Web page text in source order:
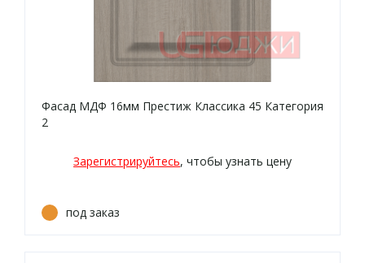
Фасад МДФ 16мм Престиж Классика 45 Категория
2
Зарегистрируйтесь, чтобы узнать цену
под заказ